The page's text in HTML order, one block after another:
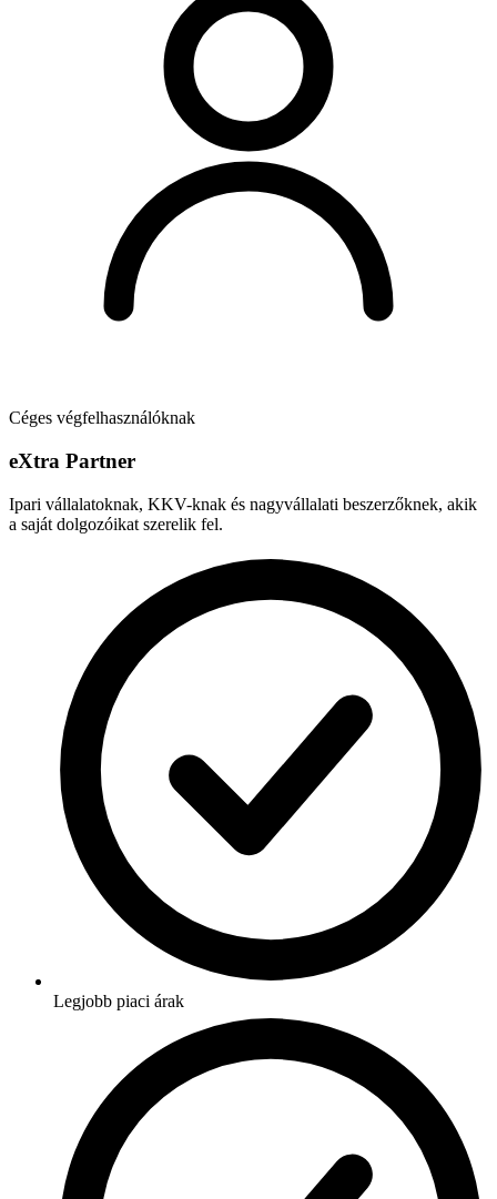
Céges végfelhasználóknak
eXtra Partner
Ipari vállalatoknak, KKV-knak és nagyvállalati beszerzőknek, akik
a saját dolgozóikat szerelik fel.
Legjobb piaci árak